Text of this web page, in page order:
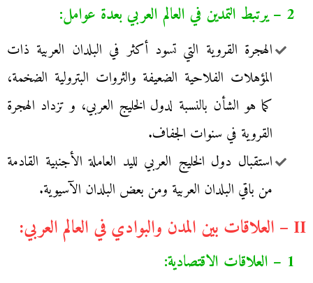
2 – يرتبط التمدين في العالم العربي بعدة عوامل:
الهجرة القروية التي تسود أكثر في البلدان العربية ذات
المؤهلات الفلاحية الضعيفة والثروات البترولية الضخمة،
كما هو الشأن بالنسبة لدول الخليج العربي، و تزداد الهجرة
القروية في سنوات الجفاف.
استقبال دول الخليج العربي لليد العاملة الأجنبية القادمة
من باقي البلدان العربية ومن بعض البلدان الآسيوية.
II – العلاقات بين المدن والبوادي في العالم العربي:
1 – العلاقات الاقتصادية: